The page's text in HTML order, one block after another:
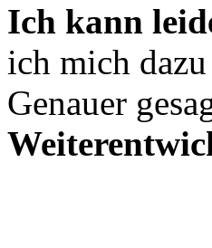
Ich kann
ich mich
Genauer